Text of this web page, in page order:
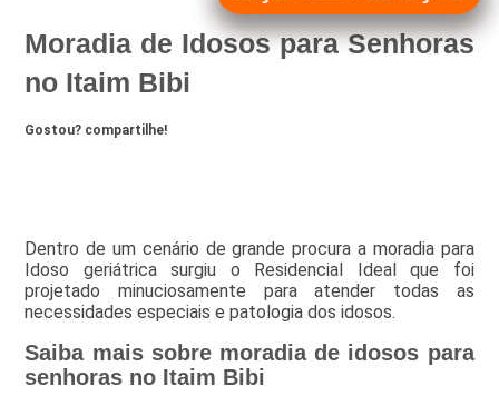
Moradia de Idosos para Senhoras
no Itaim Bibi
Gostou? compartilhe!
Dentro de um cenário de grande procura a moradia para
Idoso geriátrica surgiu o Residencial Ideal que foi
projetado minuciosamente para atender todas as
necessidades especiais e patologia dos idosos.
Saiba mais sobre moradia de idosos para
senhoras no Itaim Bibi